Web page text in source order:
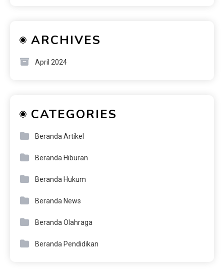
ARCHIVES
April 2024
CATEGORIES
Beranda Artikel
Beranda Hiburan
Beranda Hukum
Beranda News
Beranda Olahraga
Beranda Pendidikan